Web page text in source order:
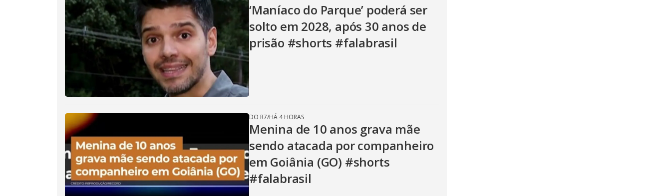
i
d
e
o
‘Maníaco do Parque’ poderá ser
solto em 2028, após 30 anos de
prisão #shorts #falabrasil
DO R7/HÁ 4 HORAS
Menina de 10 anos grava mãe
sendo atacada por companheiro
em Goiânia (GO) #shorts
#falabrasil